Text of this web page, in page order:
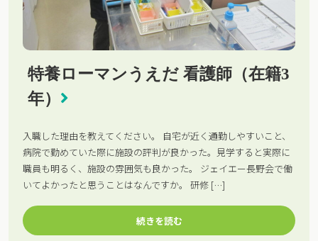
特養ローマンうえだ 看護師（在籍3
年）
入職した理由を教えてください。 自宅が近く通勤しやすいこと、
病院で勤めていた際に施設の評判が良かった。見学すると実際に
職員も明るく、施設の雰囲気も良かった。 ジェイエー長野会で働
いてよかったと思うことはなんですか。 研修 […]
続きを読む